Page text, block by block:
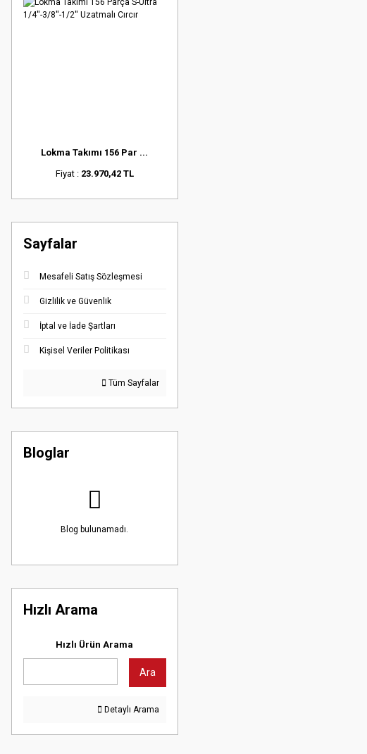
Lokma Takımı 156 Par ...
Fiyat : 23.970,42 TL
Sayfalar
Mesafeli Satış Sözleşmesi
Gizlilik ve Güvenlik
İptal ve İade Şartları
Kişisel Veriler Politikası
Tüm Sayfalar
Bloglar
Blog bulunamadı.
Hızlı Arama
Hızlı Ürün Arama
Ara
Detaylı Arama